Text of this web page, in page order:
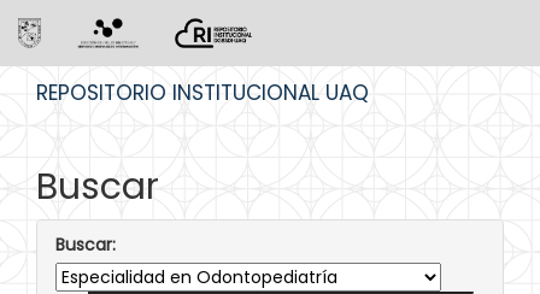
REPOSITORIO INSTITUCIONAL UAQ
Buscar
Buscar: